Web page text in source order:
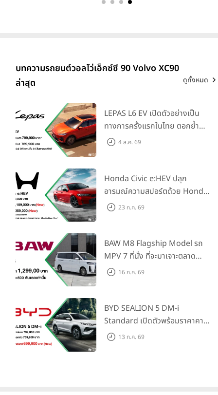
บทความรถยนต์วอลโว่เอ็กซ์ซี 90 Volvo XC90
ล่าสุด
ดูทั้งหมด
LEPAS L6 EV เปิดตัวอย่างเป็น
ทางการครั้งแรกในไทย ตอกย้ำ
วิสัยทัศน์ “Drive Your
4 ส.ค. 69
Honda Civic e:HEV ปลุก
อารมณ์ความสปอร์ตด้วย Honda
S+ Shift ครั้งแรกในไทย! พร้อม
เพียงจองภายใน 31 ก.ค. 2569
รับบัตรน้ำมันมูลค่า 10,000 บาท
23 ก.ค. 69
BAW M8 Flagship Model รถ
MPV 7 ที่นั่ง ที่จะมาเจาะตลาด
ครอบครัวและองค์กรยุคใหม่ เปิด
16 ก.ค. 69
BYD SEALION 5 DM-i
Standard เปิดตัวพร้อมราคาคาด
การณ์ 699,900 บาท รุ่นย่อย
13 ก.ค. 69